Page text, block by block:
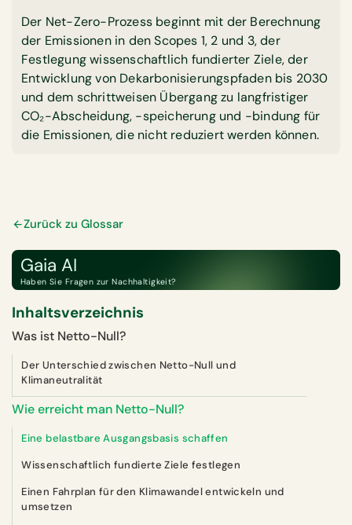
Der Net-Zero-Prozess beginnt mit der Berechnung
der Emissionen in den Scopes 1, 2 und 3, der
Festlegung wissenschaftlich fundierter Ziele, der
Entwicklung von Dekarbonisierungspfaden bis 2030
und dem schrittweisen Übergang zu langfristiger
CO₂-Abscheidung, -speicherung und -bindung für
die Emissionen, die nicht reduziert werden können.
Zurück zu Glossar
Gaia AI
Haben Sie Fragen zur Nachhaltigkeit?
Inhaltsverzeichnis
Was ist Netto-Null?
Der Unterschied zwischen Netto-Null und
Klimaneutralität
Wie erreicht man Netto-Null?
Eine belastbare Ausgangsbasis schaffen
Wissenschaftlich fundierte Ziele festlegen
Einen Fahrplan für den Klimawandel entwickeln und
umsetzen